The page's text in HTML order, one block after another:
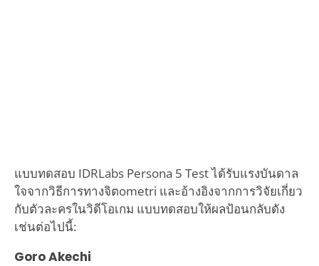
แบบทดสอบ IDRLabs Persona 5 Test ได้รับแรงบันดาล
ใจจากวิธีการทางจิตometri และอ้างอิงจากการวิจัยเกี่ยว
กับตัวละครในวิดีโอเกม แบบทดสอบให้ผลป้อนกลับดัง
เช่นต่อไปนี้:
Goro Akechi